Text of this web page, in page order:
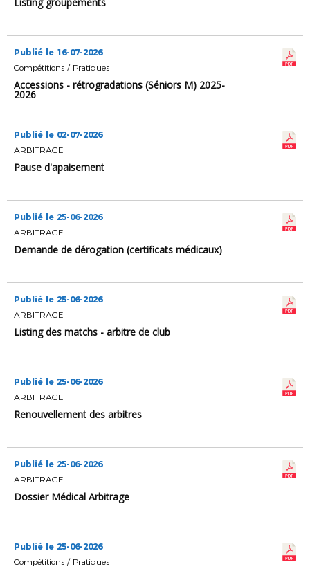
Publié le 16-07-2026
Compétitions / Pratiques
Accessions - rétrogradations (Séniors M) 2025-
2026
Publié le 02-07-2026
ARBITRAGE
Pause d'apaisement
Publié le 25-06-2026
ARBITRAGE
Demande de dérogation (certificats médicaux)
Publié le 25-06-2026
ARBITRAGE
Listing des matchs - arbitre de club
Publié le 25-06-2026
ARBITRAGE
Renouvellement des arbitres
Publié le 25-06-2026
ARBITRAGE
Dossier Médical Arbitrage
Publié le 25-06-2026
Compétitions / Pratiques